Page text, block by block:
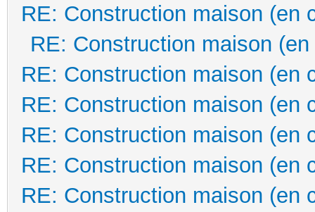
RE: Construction maison (en
RE: Construction maison
RE: Construction maison (en
RE: Construction maison (en
RE: Construction maison (en
RE: Construction maison (en
RE: Construction maison (en